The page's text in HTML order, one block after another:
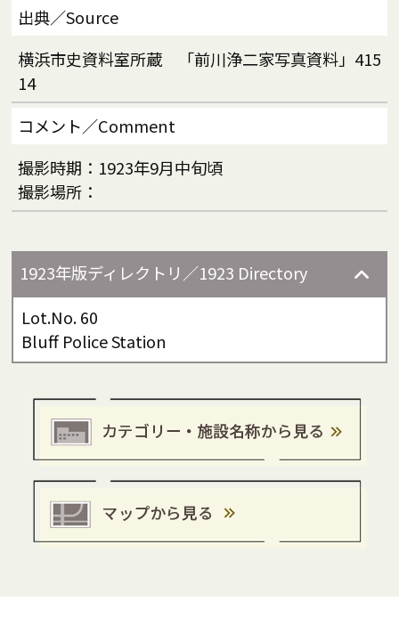
出典／Source
横浜市史資料室所蔵 「前川浄二家写真資料」415
14
コメント／Comment
撮影時期：1923年9月中旬頃
撮影場所：
1923年版ディレクトリ／1923 Directory
Lot.No. 60
Bluff Police Station